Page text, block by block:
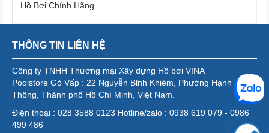
Hồ Bơi Chính Hãng
THÔNG TIN LIÊN HỆ
Công ty TNHH Thương mại Xây dựng Hồ bơi VINA
Poolstore Gò Vấp : 22 Nguyễn Bỉnh Khiêm, Phường Hạnh
Thông, Thành phố Hồ Chí Minh, Việt Nam.
Điện thoại : 028 3588 0123 Hotline/zalo : 0938 619 079 - 0986
499 486